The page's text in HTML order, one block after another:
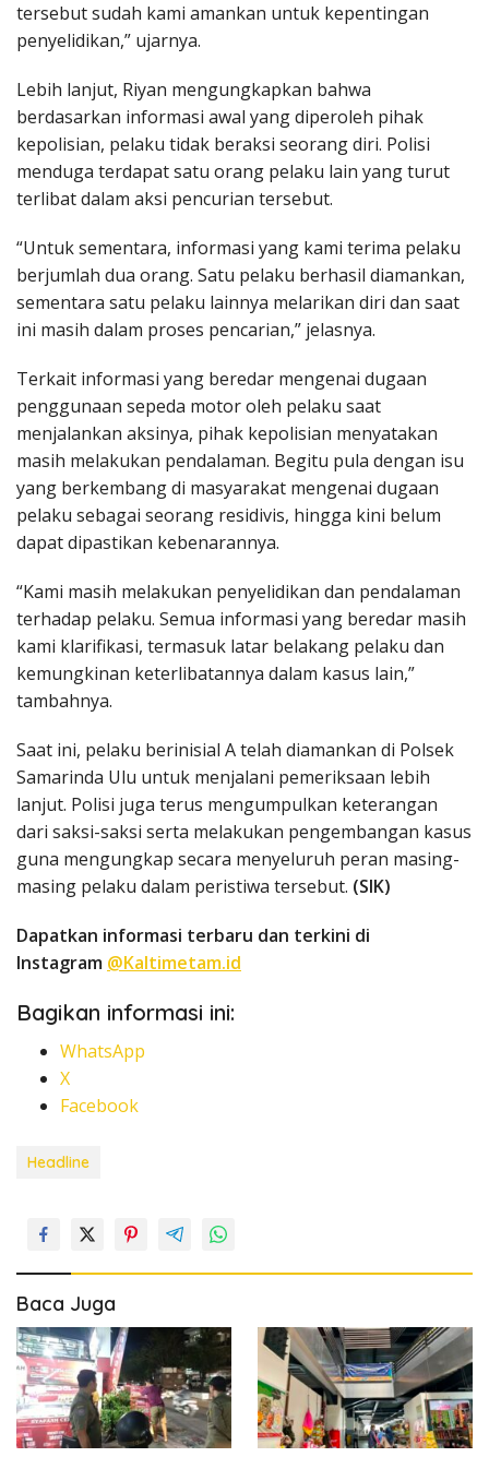
tersebut sudah kami amankan untuk kepentingan
penyelidikan,” ujarnya.
Lebih lanjut, Riyan mengungkapkan bahwa
berdasarkan informasi awal yang diperoleh pihak
kepolisian, pelaku tidak beraksi seorang diri. Polisi
menduga terdapat satu orang pelaku lain yang turut
terlibat dalam aksi pencurian tersebut.
“Untuk sementara, informasi yang kami terima pelaku
berjumlah dua orang. Satu pelaku berhasil diamankan,
sementara satu pelaku lainnya melarikan diri dan saat
ini masih dalam proses pencarian,” jelasnya.
Terkait informasi yang beredar mengenai dugaan
penggunaan sepeda motor oleh pelaku saat
menjalankan aksinya, pihak kepolisian menyatakan
masih melakukan pendalaman. Begitu pula dengan isu
yang berkembang di masyarakat mengenai dugaan
pelaku sebagai seorang residivis, hingga kini belum
dapat dipastikan kebenarannya.
“Kami masih melakukan penyelidikan dan pendalaman
terhadap pelaku. Semua informasi yang beredar masih
kami klarifikasi, termasuk latar belakang pelaku dan
kemungkinan keterlibatannya dalam kasus lain,”
tambahnya.
Saat ini, pelaku berinisial A telah diamankan di Polsek
Samarinda Ulu untuk menjalani pemeriksaan lebih
lanjut. Polisi juga terus mengumpulkan keterangan
dari saksi-saksi serta melakukan pengembangan kasus
guna mengungkap secara menyeluruh peran masing-
masing pelaku dalam peristiwa tersebut. (SIK)
Dapatkan informasi terbaru dan terkini di
Instagram @Kaltimetam.id
Bagikan informasi ini:
WhatsApp
X
Facebook
Headline
Baca Juga